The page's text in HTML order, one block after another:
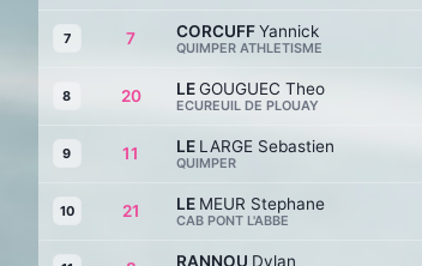
7 7 CORCUFFYannick
QUIMPER ATHLETISME
8 20 LEGOUGUEC Theo
ECUREUIL DE PLOUAY
9 11 LE LARGE Sebastien
QUIMPER
10 21 LE MEUR Stephane
CAB PONT L'ABBE
RANNOU Dylan